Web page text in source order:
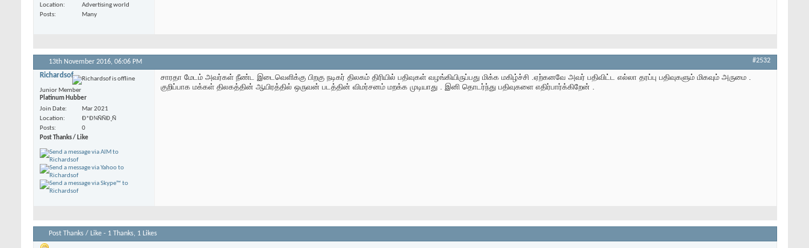
Location
Advertising world
Posts
Many
13th November 2016, 06:06 PM #2532
Richardsof
Junior Member
Platinum Hubber
Join Date
Mar 2021
Location
Ð*Ð¾ÑÑÐ¸Ñ
Posts
0
Post Thanks / Like
சாரதா மேடம் அவர்கள் நீண்ட இடைவெளிக்கு பிறகு நடிகர் திலகம் திரியில் பதிவுகள் வழங்கியிருப்பது மிக்க மகிழ்ச்சி .ஏற்கனவே அவர் பதிவிட்ட எல்லா தரப்பு பதிவுகளும் மிகவும் அருமை .
குறிப்பாக மக்கள் திலகத்தின் ஆயிரத்தில் ஒருவன் படத்தின் விமர்சனம் மறக்க முடியாது . இனி தொடர்ந்து பதிவுகளை எதிர்பார்க்கிறேன் .
Post Thanks / Like - 1 Thanks, 1 Likes